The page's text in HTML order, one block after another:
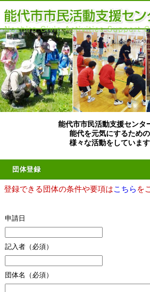
能代市市民活動支援センタ
能代を元気にするための
様々な活動をしています
団体登録
登録できる団体の条件や要項はこちら を
申請日
記入者（必須）
団体名（必須）